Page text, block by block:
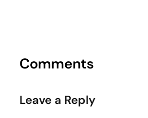
Comments
Leave a Reply